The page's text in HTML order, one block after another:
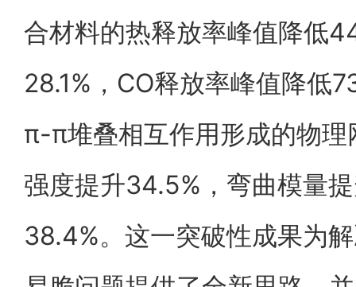
合材料的热释放率峰值降低
28.1%，CO释放率峰值降低
π-π堆叠相互作用形成的物
强度提升34.5%，弯曲模量
38.4%。这一突破性成果为